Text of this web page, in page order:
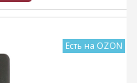
Есть на OZON